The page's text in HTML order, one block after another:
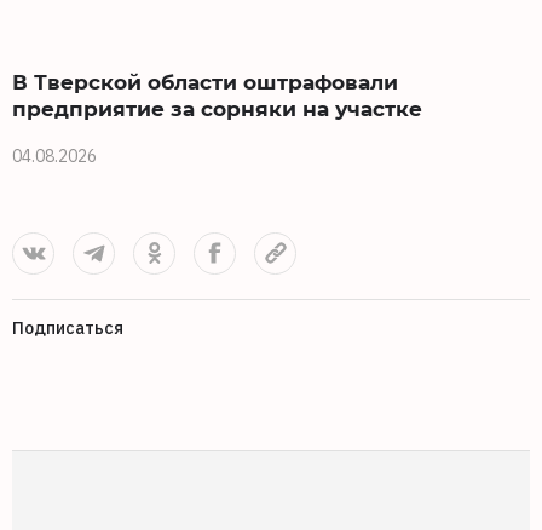
В Тверской области оштрафовали
предприятие за сорняки на участке
04.08.2026
Подписаться